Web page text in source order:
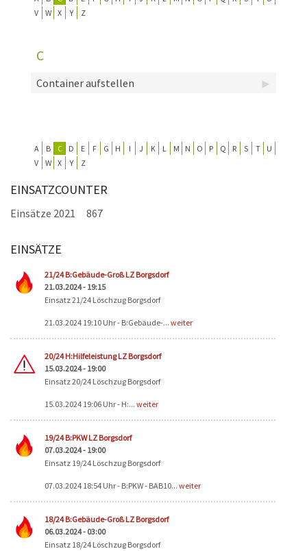
V
W X Y Z
C
Container aufstellen
A B C D E F G H I J K L M N O P Q R S T
U
V
W X Y Z
EINSATZCOUNTER
Einsätze 2021 867
EINSÄTZE
21/24 B:Gebäude-Groß LZ Borgsdorf
21.03.2024 - 19:15
Einsatz 21/24 Löschzug Borgsdorf
21.03.2024 19:10 Uhr - B:Gebäude-... weiter
20/24 H:Hilfeleistung LZ Borgsdorf
15.03.2024 - 19:00
Einsatz 20/24 Löschzug Borgsdorf
15.03.2024 19:06 Uhr - H:... weiter
19/24 B:PKW LZ Borgsdorf
07.03.2024 - 19:00
Einsatz 19/24 Löschzug Borgsdorf
07.03.2024 18:54 Uhr - B:PKW - BAB10... weiter
18/24 B:Gebäude-Groß LZ Borgsdorf
06.03.2024 - 03:00
Einsatz 18/24 Löschzug Borgsdorf
Seiten